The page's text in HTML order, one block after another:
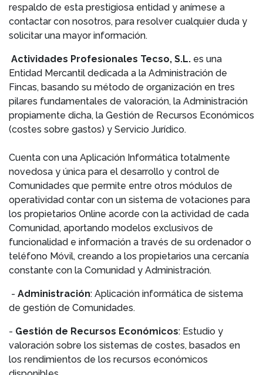
respaldo de esta prestigiosa entidad y anímese a
contactar con nosotros, para resolver cualquier duda y
solicitar una mayor información.
Actividades Profesionales Tecso, S.L. es una
Entidad Mercantil dedicada a la Administración de
Fincas, basando su método de organización en tres
pilares fundamentales de valoración, la Administración
propiamente dicha, la Gestión de Recursos Económicos
(costes sobre gastos) y Servicio Jurídico.
Cuenta con una Aplicación Informática totalmente
novedosa y única para el desarrollo y control de
Comunidades que permite entre otros módulos de
operatividad contar con un sistema de votaciones para
los propietarios Online acorde con la actividad de cada
Comunidad, aportando modelos exclusivos de
funcionalidad e información a través de su ordenador o
teléfono Móvil, creando a los propietarios una cercanía
constante con la Comunidad y Administración.
- Administración: Aplicación informática de sistema
de gestión de Comunidades.
- Gestión de Recursos Económicos: Estudio y
valoración sobre los sistemas de costes, basados en
los rendimientos de los recursos económicos